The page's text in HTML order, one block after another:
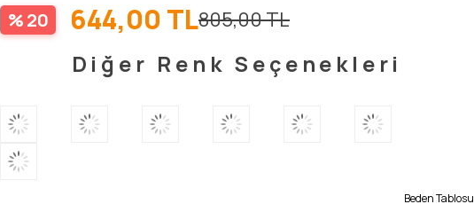
20 805,00 TL
644,00 TL
Diğer Renk Seçenekleri
Beden Tablosu